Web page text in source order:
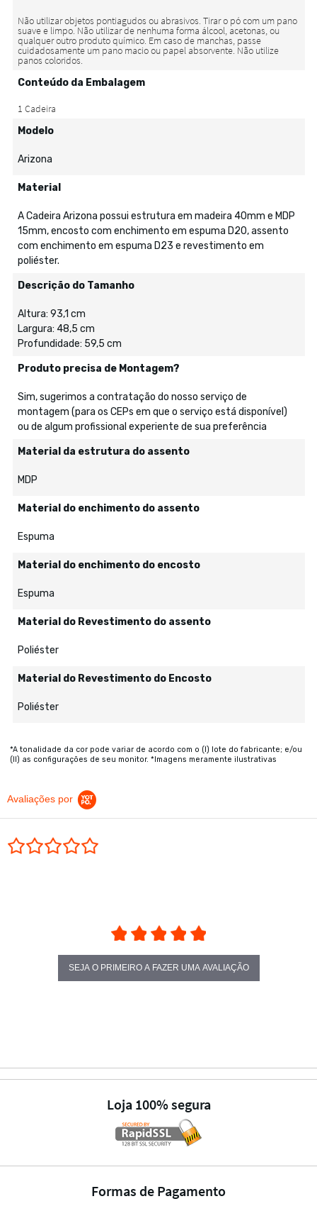
Conteúdo da Embalagem
Modelo
Arizona
Material
A Cadeira Arizona possui estrutura em madeira 40mm e MDP
15mm, encosto com enchimento em espuma D20, assento
com enchimento em espuma D23 e revestimento em
poliéster.
Descrição do Tamanho
Altura: 93,1 cm
Largura: 48,5 cm
Profundidade: 59,5 cm
Produto precisa de Montagem?
Sim, sugerimos a contratação do nosso serviço de
montagem (para os CEPs em que o serviço está disponível)
ou de algum profissional experiente de sua preferência
Material da estrutura do assento
MDP
Material do enchimento do assento
Espuma
Material do enchimento do encosto
Espuma
Material do Revestimento do assento
Poliéster
Material do Revestimento do Encosto
Poliéster
*A tonalidade da cor pode variar de acordo com o (I) lote do fabricante; e/ou
(II) as configurações de seu monitor. *Imagens meramente ilustrativas
Avaliações por
SEJA O PRIMEIRO A FAZER UMA AVALIAÇÃO